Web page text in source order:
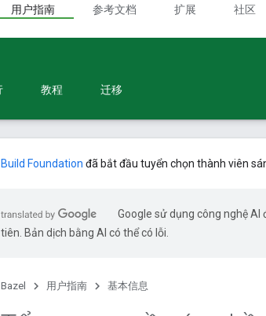
用户指南 参考文档 扩展 社区
教程 迁移
Build Foundation đã bắt đầu tuyển chọn thành viên
Google sử dụng công nghệ
tiên. Bản dịch bằng AI có thể có lỗi.
Bazel 用户指南 基本信息